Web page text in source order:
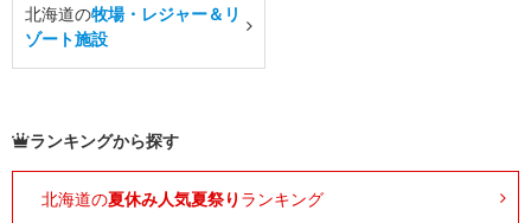
北海道の牧場・レジャー＆リ
ゾート施設
ランキングから探す
北海道の夏休み人気夏祭り ランキング